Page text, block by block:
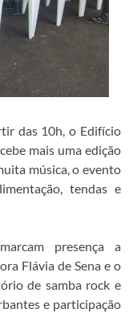
das 10h, o Edifício
mais uma edição
música, o evento
tendas e
presença a
Flávia de Sena e o
de samba rock e
e participação